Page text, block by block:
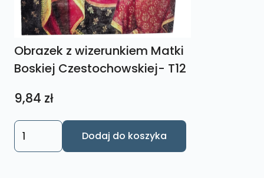
Obrazek z wizerunkiem Matki
Boskiej Czestochowskiej- T12
9,84 zł
ilość
Obrazek
Dodaj do koszyka